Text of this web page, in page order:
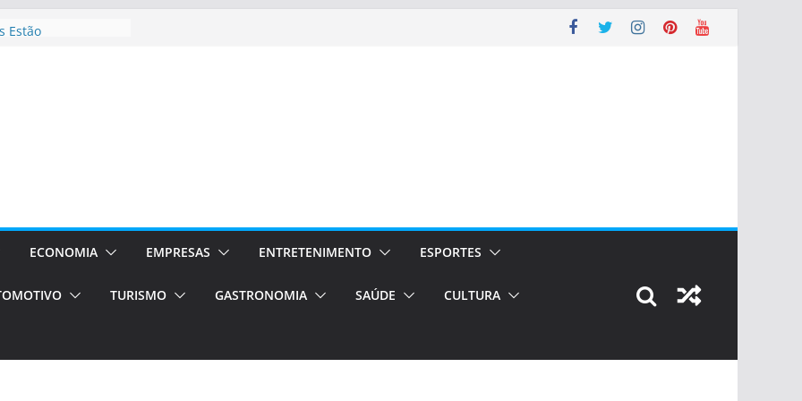
de volta!
E VAN
em Porto
de transfer,
de alto padrão
bolsas –
será a capital
ECONOMIA EMPRESAS ENTRETENIMENTO ESPORTES
TURISMO GASTRONOMIA SAÚDE CULTURA